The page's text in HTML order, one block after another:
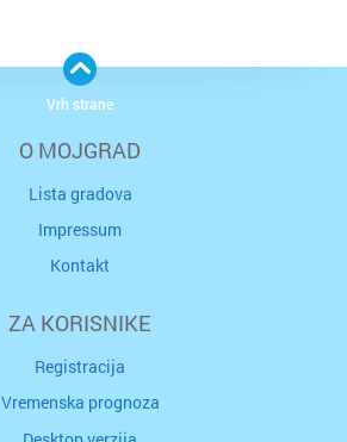
O MOJGRAD
Lista gradova
Impressum
Kontakt
ZA KORISNIKE
Registracija
Vremenska prognoza
Vrh strane